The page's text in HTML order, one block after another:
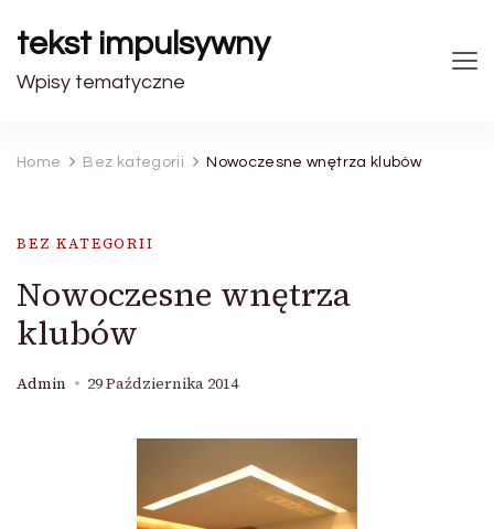
tekst impulsywny
Wpisy tematyczne
Home Bez kategorii Nowoczesne wnętrza klubów
BEZ KATEGORII
Nowoczesne wnętrza
klubów
Admin 29 Października 2014